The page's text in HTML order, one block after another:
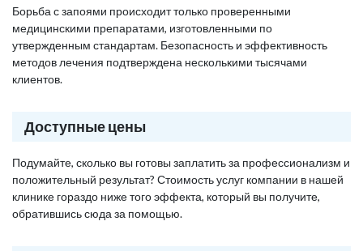
Борьба с запоями происходит только проверенными
медицинскими препаратами, изготовленными по
утвержденным стандартам. Безопасность и эффективность
методов лечения подтверждена несколькими тысячами
клиентов.
Доступные цены
Подумайте, сколько вы готовы заплатить за профессионализм и
положительный результат? Стоимость услуг компании в нашей
клинике гораздо ниже того эффекта, который вы получите,
обратившись сюда за помощью.